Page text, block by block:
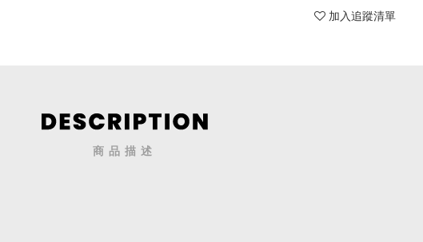
加入追蹤清單
商品描述